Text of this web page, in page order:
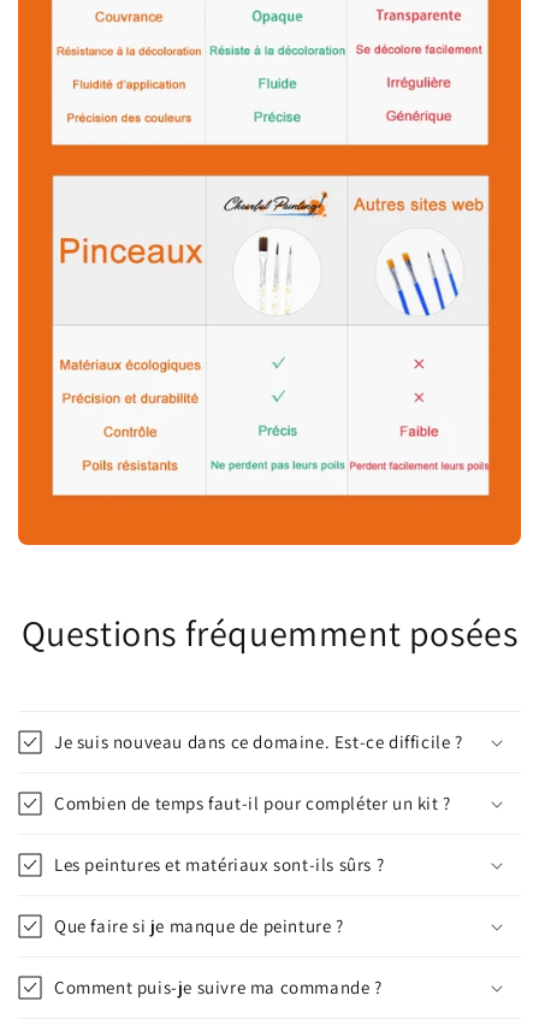
Questions fréquemment posées
Je suis nouveau dans ce domaine. Est-ce difficile ?
Combien de temps faut-il pour compléter un kit ?
Les peintures et matériaux sont-ils sûrs ?
Que faire si je manque de peinture ?
Comment puis-je suivre ma commande ?